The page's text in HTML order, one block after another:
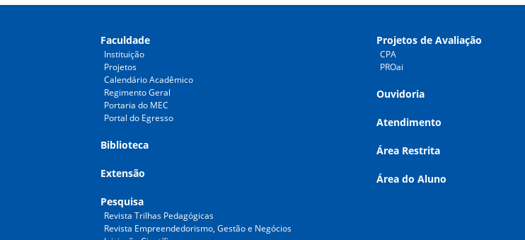
Faculdade
Instituição
Projetos
Calendário Acadêmico
Regimento Geral
Portaria do MEC
Portal do Egresso
Biblioteca
Extensão
Pesquisa
Revista Trilhas Pedagógicas
Revista Empreendedorismo, Gestão e Negócios
Projetos de Avaliação
CPA
PROai
Ouvidoria
Atendimento
Área Restrita
Área do Aluno